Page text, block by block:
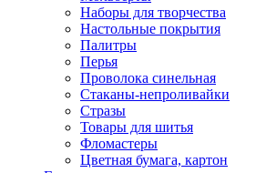
Наборы для творчества
Настольные покрытия
Палитры
Перья
Проволока синельная
Стаканы-непроливайки
Стразы
Товары для шитья
Фломастеры
Цветная бумага, картон